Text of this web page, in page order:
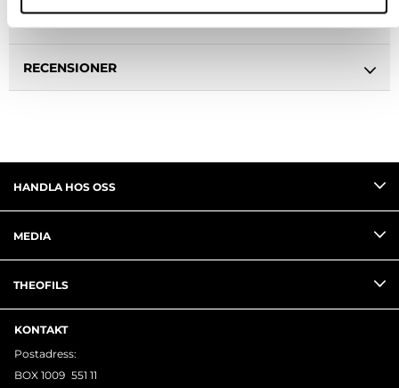
RECENSIONER
HANDLA HOS OSS
MEDIA
THEOFILS
KONTAKT
Postadress:
BOX 1009 551 11